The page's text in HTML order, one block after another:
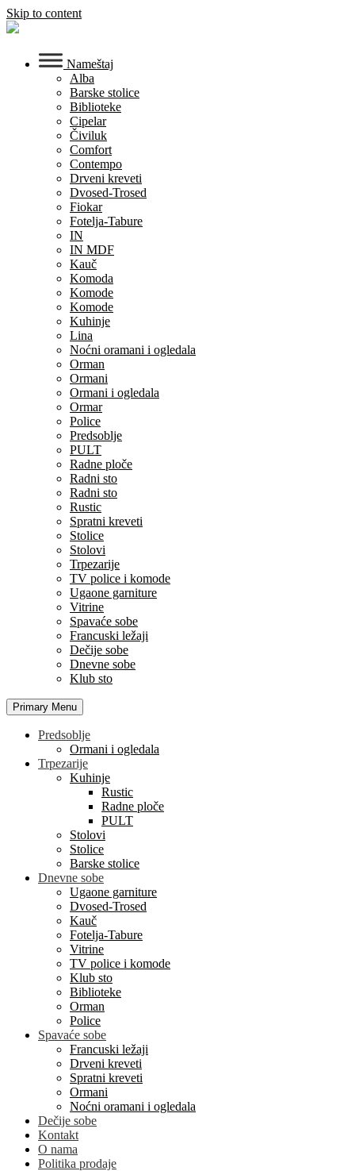
Skip to content
Nameštaj
Alba
Barske stolice
Biblioteke
Cipelar
Čiviluk
Comfort
Contempo
Drveni kreveti
Dvosed-Trosed
Fiokar
Fotelja-Tabure
IN
IN MDF
Kauč
Komoda
Komode
Komode
Kuhinje
Lina
Noćni oramani i ogledala
Orman
Ormani
Ormani i ogledala
Ormar
Police
Predsoblje
PULT
Radne ploče
Radni sto
Radni sto
Rustic
Spratni kreveti
Stolice
Stolovi
Trpezarije
TV police i komode
Ugaone garniture
Vitrine
Spavaće sobe
Francuski ležaji
Dečije sobe
Dnevne sobe
Klub sto
Primary Menu
Predsoblje
Ormani i ogledala
Trpezarije
Kuhinje
Rustic
Radne ploče
PULT
Stolovi
Stolice
Barske stolice
Dnevne sobe
Ugaone garniture
Dvosed-Trosed
Kauč
Fotelja-Tabure
Vitrine
TV police i komode
Klub sto
Biblioteke
Orman
Police
Spavaće sobe
Francuski ležaji
Drveni kreveti
Spratni kreveti
Ormani
Noćni oramani i ogledala
Dečije sobe
Kontakt
O nama
Politika prodaje